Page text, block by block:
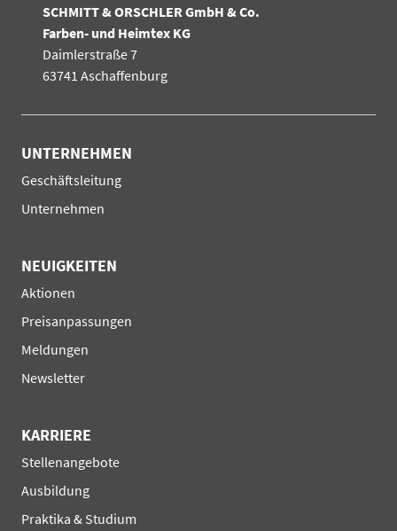
SCHMITT & ORSCHLER GmbH & Co.
Farben- und Heimtex KG
Daimlerstraße 7
63741 Aschaffenburg
UNTERNEHMEN
Navigation
Geschäftsleitung
Unternehmen
NEUIGKEITEN
Navigation
Aktionen
Preisanpassungen
Meldungen
Newsletter
KARRIERE
Navigation
überspringen
Stellenangebote
Ausbildung
Praktika & Studium